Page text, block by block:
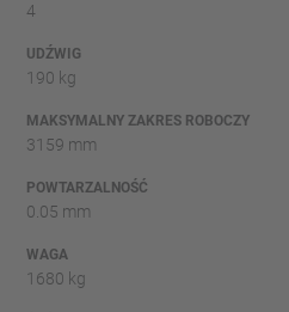
4
UDŹWIG
190 kg
MAKSYMALNY ZAKRES ROBOCZY
3159 mm
POWTARZALNOŚĆ
0.05 mm
WAGA
1680 kg